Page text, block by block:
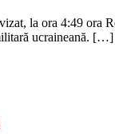
la ora 4:49 ora
ucraineană. […]